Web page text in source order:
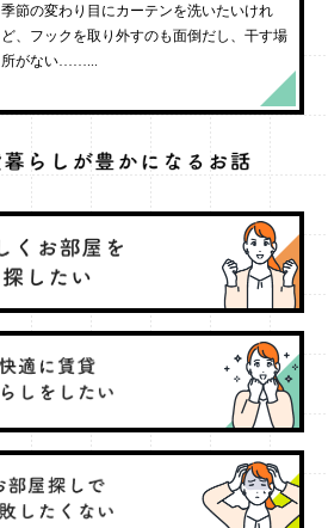
季節の変わり目にカーテンを洗いたいけれ
ど、フックを取り外すのも面倒だし、干す場
所がない……...